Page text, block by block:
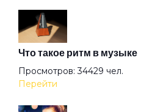
Волчье лето
Ворона
Что такое ритм в музыке
Просмотров: 34429 чел.
Перейти